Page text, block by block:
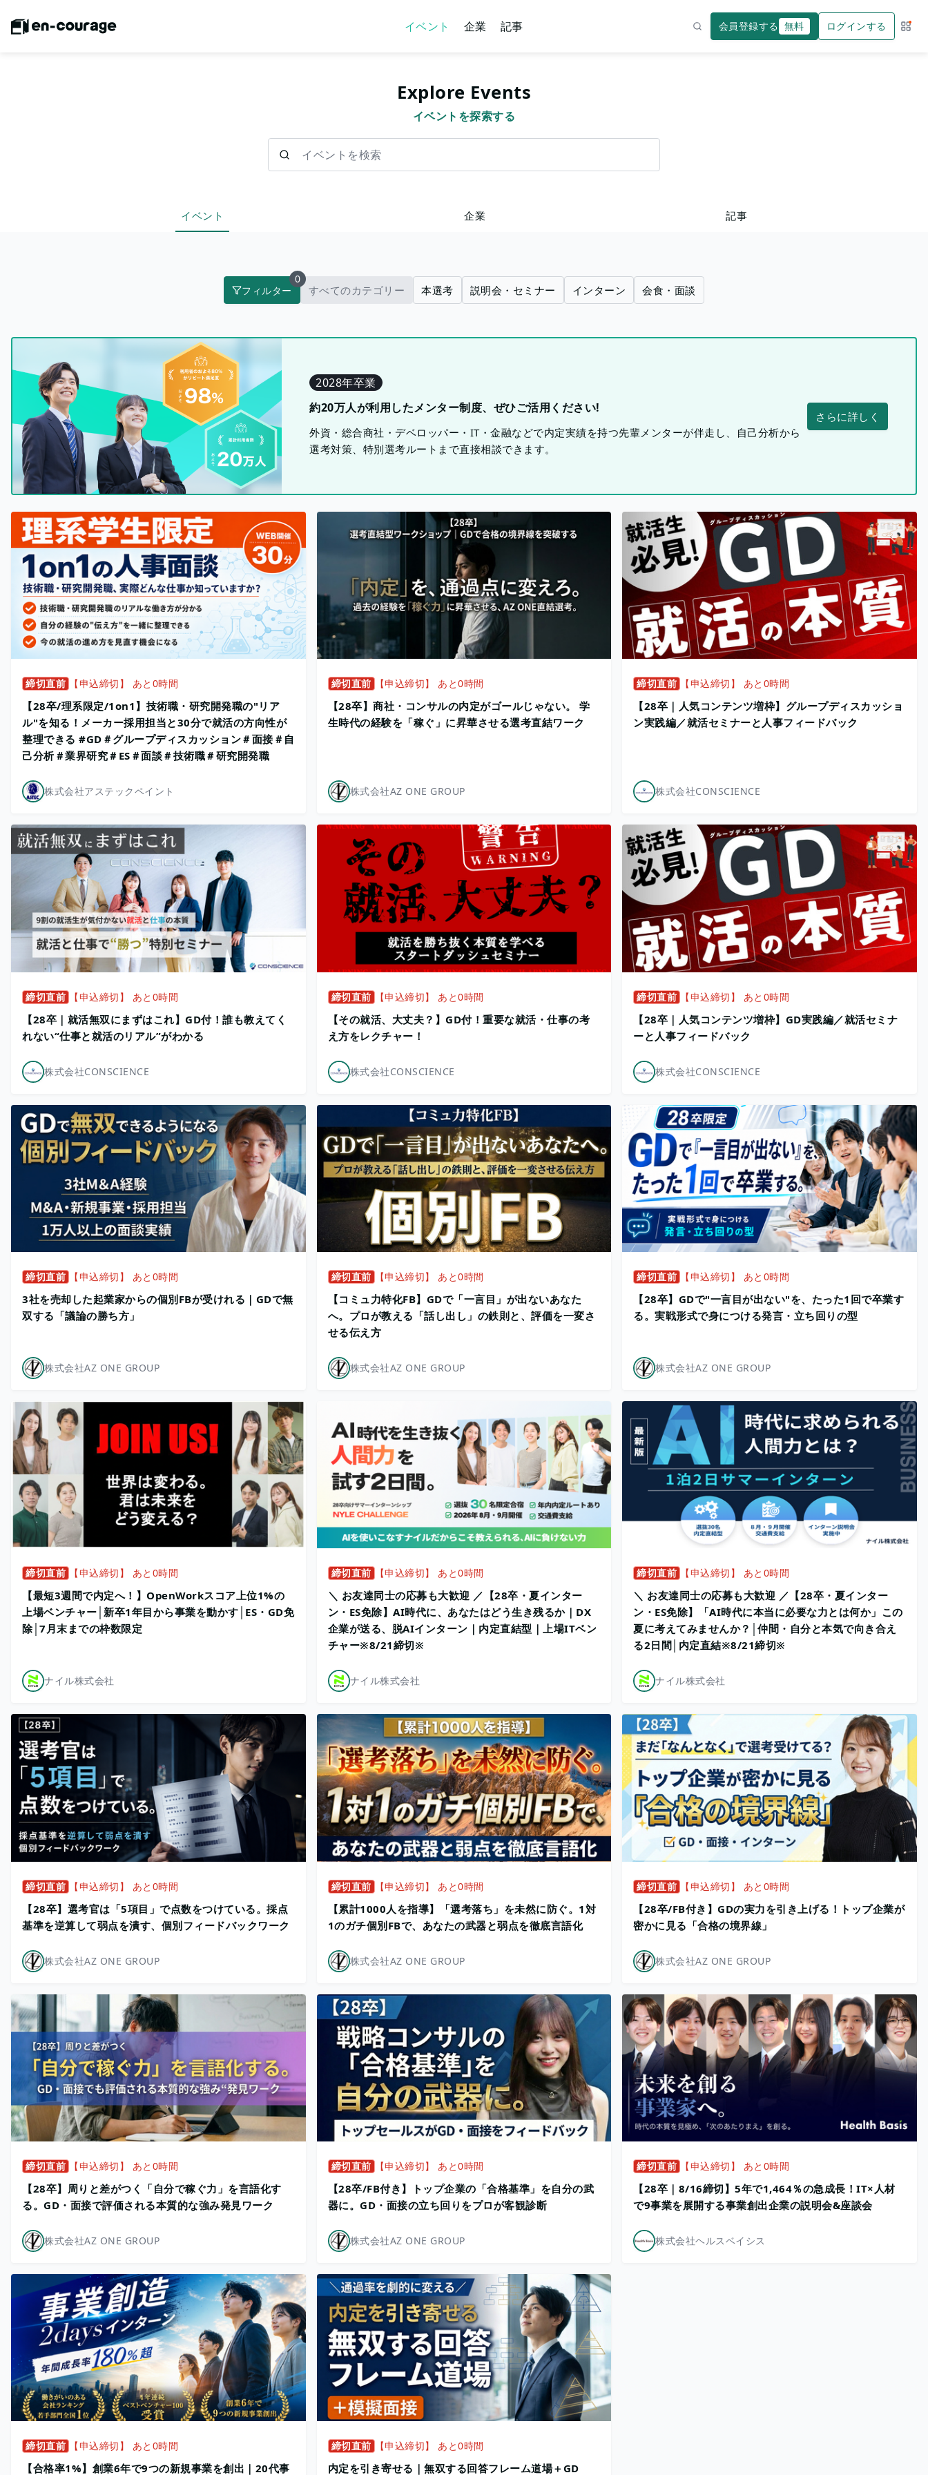
イベント 企業 記事 会員登録する 無料 ログインする サー
Explore Events
イベントを探索する
イベント 企業 記事
フィルター
0
すべてのカテゴリー 本選考 説明会・セミナー インターン 会食・面談
2028年卒業
約20万人が利用したメンター制度、ぜひご活用ください!
外資・総合商社・デベロッパー・IT・金融などで内定実績を持つ先輩メンターが伴走し、自己分析から
選考対策、特別選考ルートまで直接相談できます。
さらに詳しく
締切直前 【申込締切】 あと0時間
【28卒/理系限定/1on1】技術職・研究開発職の"リア
ル"を知る！メーカー採用担当と30分で就活の方向性が
整理できる #GD＃グループディスカッション＃面接＃自
己分析＃業界研究＃ES＃面談＃技術職＃研究開発職
株式会社アステックペイント
締切直前 【申込締切】 あと0時間
【28卒】商社・コンサルの内定がゴールじゃない。 学
生時代の経験を「稼ぐ」に昇華させる選考直結ワーク
株式会社AZ ONE GROUP
締切直前 【申込締切】 あと0時間
【28卒｜人気コンテンツ増枠】グループディスカッショ
ン実践編／就活セミナーと人事フィードバック
株式会社CONSCIENCE
締切直前 【申込締切】 あと0時間
【28卒｜就活無双にまずはこれ】GD付！誰も教えてく
れない“仕事と就活のリアル”がわかる
株式会社CONSCIENCE
締切直前 【申込締切】 あと0時間
【その就活、大丈夫？】GD付！重要な就活・仕事の考
え方をレクチャー！
株式会社CONSCIENCE
締切直前 【申込締切】 あと0時間
【28卒｜人気コンテンツ増枠】GD実践編／就活セミナ
ーと人事フィードバック
株式会社CONSCIENCE
締切直前 【申込締切】 あと0時間
3社を売却した起業家からの個別FBが受けれる｜GDで無
双する「議論の勝ち方」
株式会社AZ ONE GROUP
締切直前 【申込締切】 あと0時間
【コミュ力特化FB】GDで「一言目」が出ないあなた
へ。プロが教える「話し出し」の鉄則と、評価を一変さ
せる伝え方
株式会社AZ ONE GROUP
締切直前 【申込締切】 あと0時間
【28卒】GDで"一言目が出ない"を、たった1回で卒業す
る。実戦形式で身につける発言・立ち回りの型
株式会社AZ ONE GROUP
締切直前 【申込締切】 あと0時間
【最短3週間で内定へ！】OpenWorkスコア上位1%の
上場ベンチャー│新卒1年目から事業を動かす│ES・GD免
除│7月末までの枠数限定
ナイル株式会社
締切直前 【申込締切】 あと0時間
＼ お友達同士の応募も大歓迎 ／【28卒・夏インター
ン・ES免除】AI時代に、あなたはどう生き残るか｜DX
企業が送る、脱AIインターン｜内定直結型｜上場ITベン
チャー※8/21締切※
ナイル株式会社
締切直前 【申込締切】 あと0時間
＼ お友達同士の応募も大歓迎 ／【28卒・夏インター
ン・ES免除】「AI時代に本当に必要な力とは何か」この
夏に考えてみませんか？│仲間・自分と本気で向き合え
る2日間│内定直結※8/21締切※
ナイル株式会社
締切直前 【申込締切】 あと0時間
【28卒】選考官は「5項目」で点数をつけている。採点
基準を逆算して弱点を潰す、個別フィードバックワーク
株式会社AZ ONE GROUP
締切直前 【申込締切】 あと0時間
【累計1000人を指導】「選考落ち」を未然に防ぐ。1対
1のガチ個別FBで、あなたの武器と弱点を徹底言語化
株式会社AZ ONE GROUP
締切直前 【申込締切】 あと0時間
【28卒/FB付き】GDの実力を引き上げる！トップ企業が
密かに見る「合格の境界線」
株式会社AZ ONE GROUP
締切直前 【申込締切】 あと0時間
【28卒】周りと差がつく「自分で稼ぐ力」を言語化す
る。GD・面接で評価される本質的な強み発見ワーク
株式会社AZ ONE GROUP
締切直前 【申込締切】 あと0時間
【28卒/FB付き】トップ企業の「合格基準」を自分の武
器に。GD・面接の立ち回りをプロが客観診断
株式会社AZ ONE GROUP
締切直前 【申込締切】 あと0時間
【28卒｜8/16締切】5年で1,464％の急成長！IT×人材
で9事業を展開する事業創出企業の説明会&座談会
株式会社ヘルスベイシス
締切直前 【申込締切】 あと0時間
【合格率1%】創業6年で9つの新規事業を創出｜20代事
締切直前 【申込締切】 あと0時間
内定を引き寄せる｜無双する回答フレーム道場＋GD